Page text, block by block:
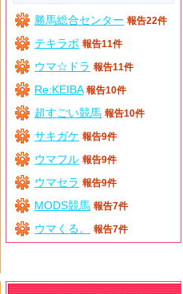
勝馬総合センター 報告22件
テキラボ 報告11件
ウマ☆ドラ 報告11件
Re:KEIBA 報告10件
超すごい競馬 報告10件
サキガケ 報告9件
ウマフル 報告9件
ウマセラ 報告9件
MODS競馬 報告7件
ウマくる。 報告7件